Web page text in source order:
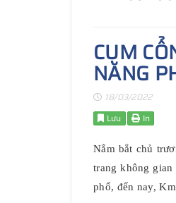
CỤM
NĂNG
18/03/2022
Lưu
In
Nắm bắt chủ
trang không
phố, đến nay,